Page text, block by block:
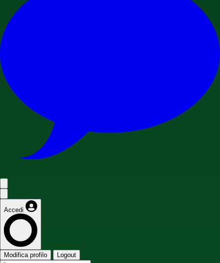
Accedi
Modifica profilo Logout